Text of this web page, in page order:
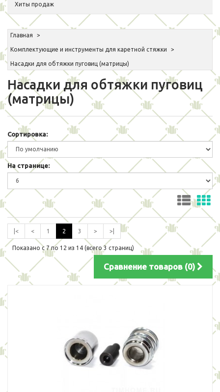
Хиты продаж
Главная
Комплектующие и инструменты для каретной стяжки
Насадки для обтяжки пуговиц (матрицы)
Насадки для обтяжки пуговиц
(матрицы)
Сортировка:
На странице:
|< < 1 2 3 > >|
Показано с 7 по 12 из 14 (всего 3 страниц)
Сравнение товаров (0)